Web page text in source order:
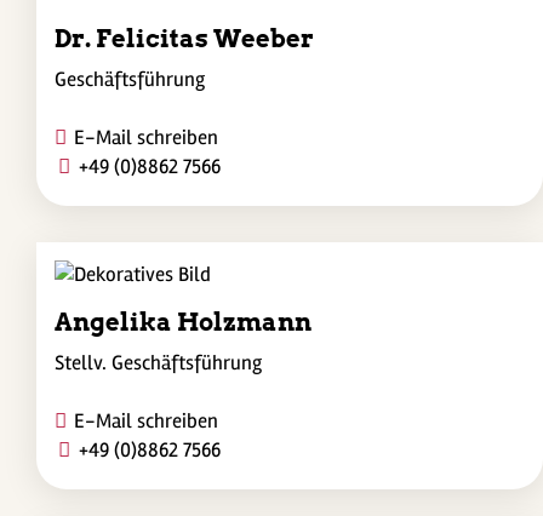
Dr. Felicitas Weeber
Geschäftsführung
E-Mail schreiben
+49 (0)8862 7566
Angelika Holzmann
Stellv. Geschäftsführung
E-Mail schreiben
+49 (0)8862 7566